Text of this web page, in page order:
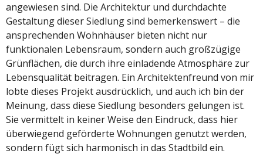
angewiesen sind. Die Architektur und durchdachte
Gestaltung dieser Siedlung sind bemerkenswert – die
ansprechenden Wohnhäuser bieten nicht nur
funktionalen Lebensraum, sondern auch großzügige
Grünflächen, die durch ihre einladende Atmosphäre zur
Lebensqualität beitragen. Ein Architektenfreund von mir
lobte dieses Projekt ausdrücklich, und auch ich bin der
Meinung, dass diese Siedlung besonders gelungen ist.
Sie vermittelt in keiner Weise den Eindruck, dass hier
überwiegend geförderte Wohnungen genutzt werden,
sondern fügt sich harmonisch in das Stadtbild ein.